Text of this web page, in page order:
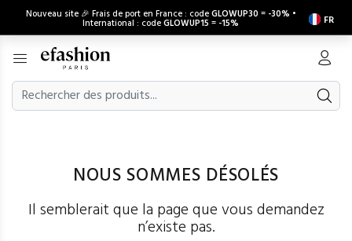
Nouveau site 🎉 Frais de port en France : codeGLOWUP30 = -30% •
International : codeGLOWUP15 = -15% FR
NOUS SOMMES DÉSOLÉS
Il semblerait que la page que vous demandez
n’existe pas.